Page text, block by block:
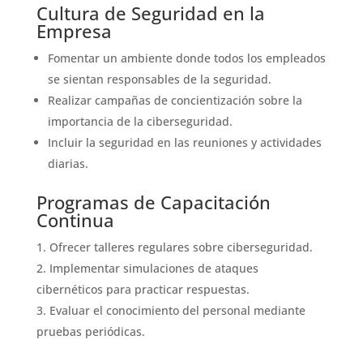
Cultura de Seguridad en la
Empresa
Fomentar un ambiente donde todos los empleados
se sientan responsables de la seguridad.
Realizar campañas de concientización sobre la
importancia de la ciberseguridad.
Incluir la seguridad en las reuniones y actividades
diarias.
Programas de Capacitación
Continua
Ofrecer talleres regulares sobre ciberseguridad.
Implementar simulaciones de ataques
cibernéticos para practicar respuestas.
Evaluar el conocimiento del personal mediante
pruebas periódicas.